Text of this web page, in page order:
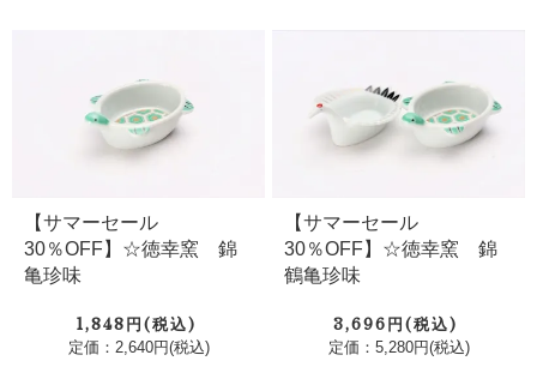
【サマーセール
30％OFF】☆徳幸窯 錦
亀珍味
1,848円(税込)
定価：2,640円(税込)
【サマーセール
30％OFF】☆徳幸窯 錦
鶴亀珍味
3,696円(税込)
定価：5,280円(税込)